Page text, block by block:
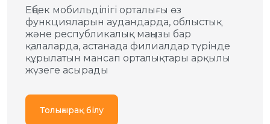
Еңбек мобильділігі орталығы өз
функцияларын аудандарда, облыстық
және республикалық маңызы бар
қалаларда, астанада филиалдар түрінде
құрылатын мансап орталықтары арқылы
жүзеге асырады
Толығырақ білу